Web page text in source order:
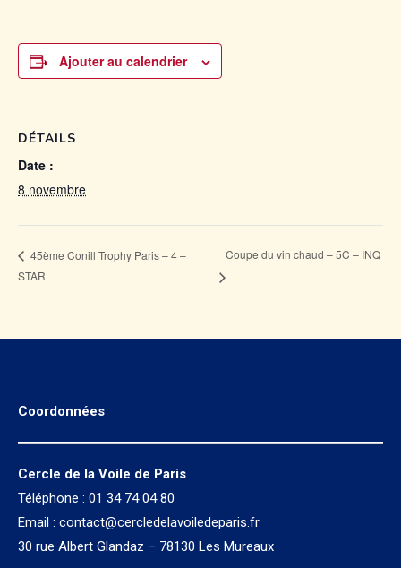
Ajouter au calendrier
DÉTAILS
Date :
8 novembre
45ème Conill Trophy Paris – 4 –
STAR
Coupe du vin chaud – 5C – INQ
Coordonnées
Cercle de la Voile de Paris
Téléphone : 01 34 74 04 80
Email : contact@cercledelavoiledeparis.fr
30 rue Albert Glandaz – 78130 Les Mureaux